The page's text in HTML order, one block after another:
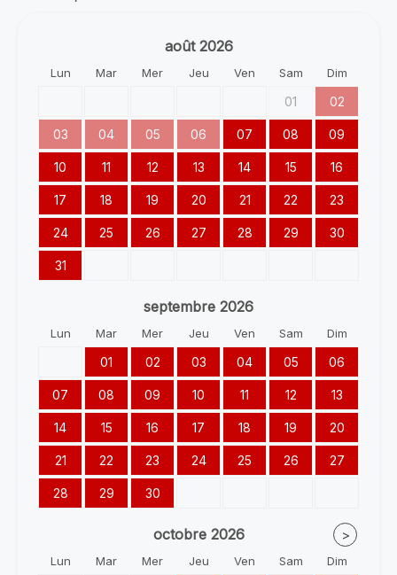
août 2026
Lun Mar Mer Jeu Ven Sam Dim
01 02
03 04 05 06 07 08 09
10 11 12 13 14 15 16
17 18 19 20 21 22 23
24 25 26 27 28 29 30
31
septembre 2026
Lun Mar Mer Jeu Ven Sam Dim
01 02 03 04 05 06
07 08 09 10 11 12 13
14 15 16 17 18 19 20
21 22 23 24 25 26 27
28 29 30
octobre 2026 >
Lun Mar Mer Jeu Ven Sam Dim